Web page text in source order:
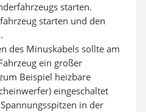
starten.
starten und den
des Minuskabels sollte am
ein großer
Beispiel heizbare
eingeschaltet
in der